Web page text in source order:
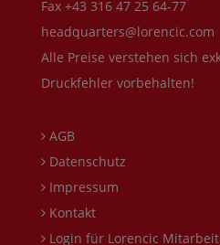
Fax +43 316 47 25 64-77
headquarters@lorencic.com
Alle Preise verstehen sich
Druckfehler vorbehalten!
AGB
Datenschutz
Impressum
Kontakt
Login für Lorencic